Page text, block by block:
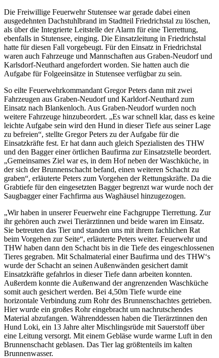
Die Freiwillige Feuerwehr Stutensee war gerade dabei einen
ausgedehnten Dachstuhlbrand im Stadtteil Friedrichstal zu löschen,
als über die Integrierte Leitstelle der Alarm für eine Tierrettung,
ebenfalls in Stutensee, einging. Die Einsatzleitung in Friedrichstal
hatte für diesen Fall vorgebeugt. Für den Einsatz in Friedrichstal
waren auch Fahrzeuge und Mannschaften aus Graben-Neudorf und
Karlsdorf-Neuthard angefordert worden. Sie hatten auch die
Aufgabe für Folgeeinsätze in Stutensee verfügbar zu sein.
So eilte Feuerwehrkommandant Gregor Peters dann mit zwei
Fahrzeugen aus Graben-Neudorf und Karldorf-Neuthard zum
Einsatz nach Blankenloch. Aus Graben-Neudorf wurden noch
weitere Fahrzeuge hinzubeordert. „Es war schnell klar, dass es keine
leichte Aufgabe sein wird den Hund in dieser Tiefe aus seiner Lage
zu befreien“, stellte Gregor Peters zu der Aufgabe für die
Einsatzkräfte fest. Er hat dann auch gleich Spezialisten des THW
und den Bagger einer örtlichen Baufirma zur Einsatzstelle beordert.
„Gemeinsames Ziel war es, in dem Hof neben der Waschküche, in
der sich der Brunnenschacht befand, einen weiteren Schacht zu
graben“, erläuterte Peters zum Vorgehen der Rettungskräfte. Da die
Grabtiefe für den eingesetzten Bagger begrenzt war wurde noch der
Saugbagger einer Fachfirma aus Waghäusel hinzugezogen.
„Wir haben in unserer Feuerwehr eine Fachgruppe Tierrettung. Zur
ihr gehören auch zwei Tierärztinnen und beide waren im Einsatz.
Sie betreuten das Tier und standen uns mit ihrem fachlichen Rat
beim Vorgehen zur Seite“, erläuterte Peters weiter. Feuerwehr und
THW haben dann den Schacht bis in die Tiefe des eingeschlossenen
Tieres gegraben. Mit Schalmaterial einer Baufirma und des THW‘s
wurde der Schacht an seinen Außenwänden gesichert damit
Einsatzkräfte gefahrlos in dieser Tiefe dann arbeiten konnten.
Außerdem konnte die Außenwand der angrenzenden Waschküche
somit auch gesichert werden. Bei 4,50m Tiefe wurde eine
horizontale Verbindung zum Rohr des Brunnenschachtes getrieben.
Hier wurde ein großes Rohr eingebracht um nachrutschendes
Material abzufangen. Währenddessen haben die Tierärztinnen den
Hund Loki, ein 13 Jahre alter Mischlingsrüde mit Sauerstoff über
eine Leitung versorgt. Mit einem Gebläse wurde warme Luft in den
Brunnenschacht geblasen. Das Tier lag größtenteils im kalten
Brunnenwasser.